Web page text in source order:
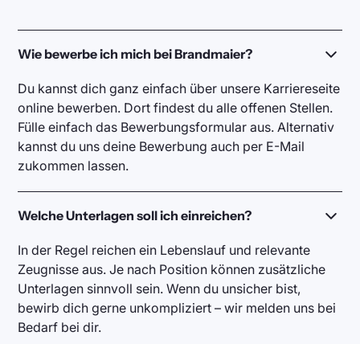
Wie bewerbe ich mich bei Brandmaier?
Du kannst dich ganz einfach über unsere Karriereseite
online bewerben. Dort findest du alle offenen Stellen.
Fülle einfach das Bewerbungsformular aus. Alternativ
kannst du uns deine Bewerbung auch per E-Mail
zukommen lassen.
Welche Unterlagen soll ich einreichen?
In der Regel reichen ein Lebenslauf und relevante
Zeugnisse aus. Je nach Position können zusätzliche
Unterlagen sinnvoll sein. Wenn du unsicher bist,
bewirb dich gerne unkompliziert – wir melden uns bei
Bedarf bei dir.